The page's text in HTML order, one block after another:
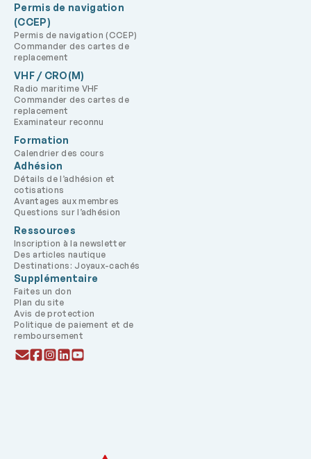
Permis de navigation
(CCEP)
Permis de navigation (CCEP)
Commander des cartes de
replacement
VHF / CRO(M)
Radio maritime VHF
Commander des cartes de
replacement
Examinateur reconnu
Formation
Calendrier des cours
Adhésion
Détails de l’adhésion et
cotisations
Avantages aux membres
Questions sur l’adhésion
Ressources
Inscription à la newsletter
Des articles nautique
Destinations: Joyaux-cachés
Supplémentaire
Faites un don
Plan du site
Avis de protection
Politique de paiement et de
remboursement